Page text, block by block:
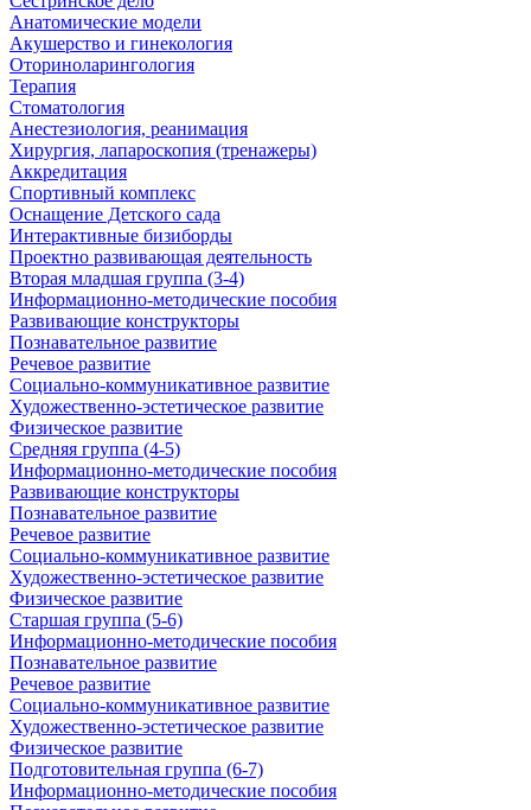
Анатомические модели
Акушерство и гинекология
Оториноларингология
Терапия
Стоматология
Анестезиология, реанимация
Хирургия, лапароскопия (тренажеры)
Аккредитация
Спортивный комплекс
Оснащение Детского сада
Интерактивные бизиборды
Проектно развивающая деятельность
Вторая младшая группа (3-4)
Информационно-методические пособия
Развивающие конструкторы
Познавательное развитие
Речевое развитие
Социально-коммуникативное развитие
Художественно-эстетическое развитие
Физическое развитие
Средняя группа (4-5)
Информационно-методические пособия
Развивающие конструкторы
Познавательное развитие
Речевое развитие
Социально-коммуникативное развитие
Художественно-эстетическое развитие
Физическое развитие
Старшая группа (5-6)
Информационно-методические пособия
Познавательное развитие
Речевое развитие
Социально-коммуникативное развитие
Художественно-эстетическое развитие
Физическое развитие
Подготовительная группа (6-7)
Информационно-методические пособия